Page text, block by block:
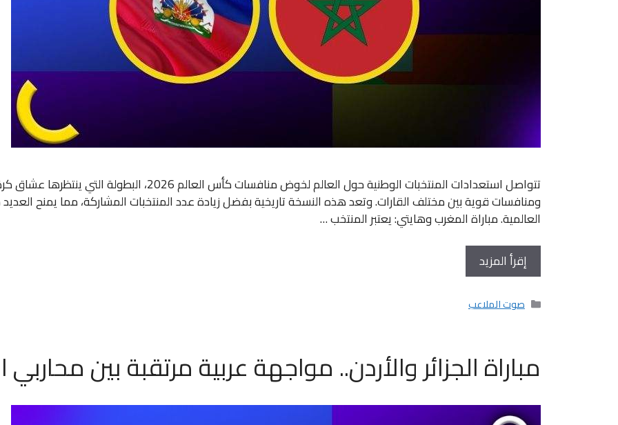
تتواصل استعدادات المنتخبات الوطنية حول العالم لخوض
ومنافسات قوية بين مختلف القارات. وتعد هذه النسخة تاريخية بفضل زيادة عدد المنتخبات المشاركة، مما يمنح
العالمية. مباراة المغرب وهايتي: يعتبر المنتخب …
إقرأ المزيد
التصنيفات
صوت الملاعب
مباراة الجزائر والأردن.. مواجهة عربية مرتقبة بين